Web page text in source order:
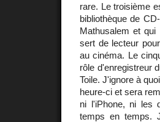
rare. Le troisième
bibliothèque de
Mathusalem et
sert de lecteur
au cinéma. Le
rôle d'enregistreur
Toile. J'ignore à
heure-ci et sera
ni l'iPhone, ni les
temps en temps.